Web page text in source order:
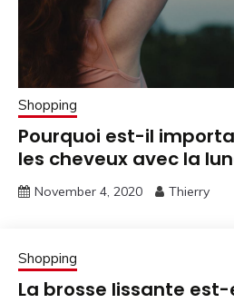
Shopping
Pourquoi est-il
les cheveux avec la
November 4, 2020 Thierry
Shopping
La brosse lissante